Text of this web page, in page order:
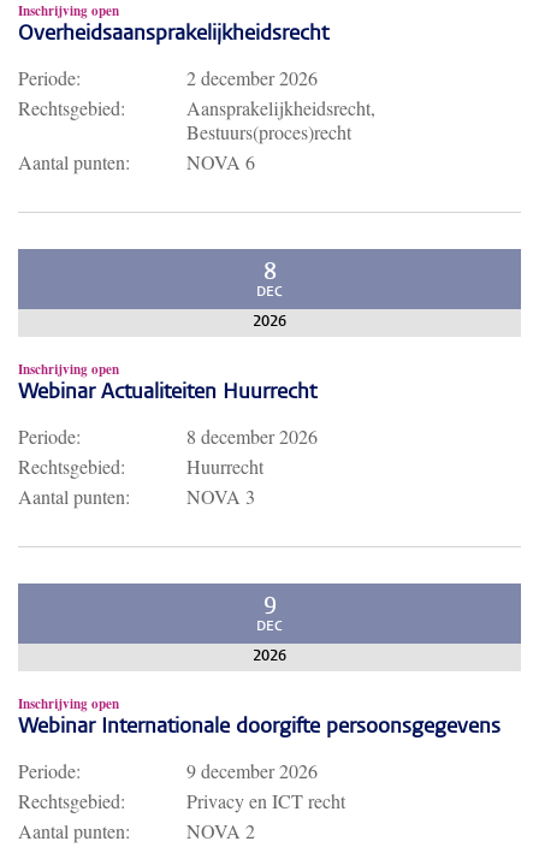
Inschrijving open
Overheidsaansprakelijkheidsrecht
Periode:
2 december 2026
Rechtsgebied:
Aansprakelijkheidsrecht,
Bestuurs(proces)recht
Aantal punten:
NOVA 6
8
DEC
2026
Inschrijving open
Webinar Actualiteiten Huurrecht
Periode:
8 december 2026
Rechtsgebied:
Huurrecht
Aantal punten:
NOVA 3
9
DEC
2026
Inschrijving open
Webinar Internationale doorgifte persoonsgegevens
Periode:
9 december 2026
Rechtsgebied:
Privacy en ICT recht
Aantal punten:
NOVA 2